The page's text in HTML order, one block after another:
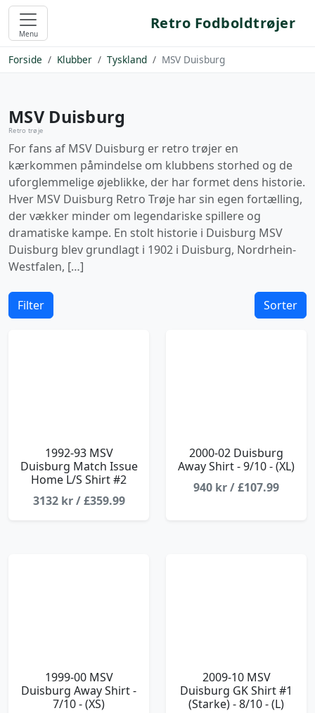
Menu
Retro Fodboldtrøjer
Forside Klubber Tyskland MSV Duisburg
MSV Duisburg
Retro trøje
For fans af MSV Duisburg er retro trøjer en
kærkommen påmindelse om klubbens storhed og de
uforglemmelige øjeblikke, der har formet dens historie.
Hver MSV Duisburg Retro Trøje har sin egen fortælling,
der vækker minder om legendariske spillere og
dramatiske kampe. En stolt historie i Duisburg MSV
Duisburg blev grundlagt i 1902 i Duisburg, Nordrhein-
Westfalen, […]
Filter Sorter
1992-93 MSV
Duisburg Match Issue
Home L/S Shirt #2
3132 kr / £359.99
2000-02 Duisburg
Away Shirt - 9/10 - (XL)
940 kr / £107.99
1999-00 MSV
Duisburg Away Shirt -
7/10 - (XS)
2009-10 MSV
Duisburg GK Shirt #1
(Starke) - 8/10 - (L)